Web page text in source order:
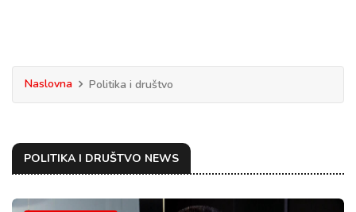
Naslovna Politika i društvo
POLITIKA I DRUŠTVO NEWS